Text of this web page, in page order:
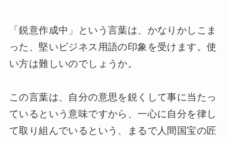
「鋭意作成中」という言葉は、かなりかしこま
った、堅いビジネス用語の印象を受けます。使
い方は難しいのでしょうか。
この言葉は、自分の意思を鋭くして事に当たっ
ているという意味ですから、一心に自分を律し
て取り組んでいるという、まるで人間国宝の匠